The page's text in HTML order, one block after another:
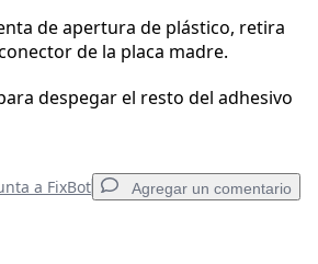
de apertura de plástico, retira
de la placa madre.
despegar el resto del adhesivo
a FixBot Agregar un comentario